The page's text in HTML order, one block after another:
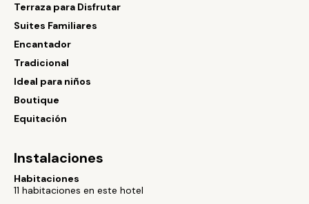
Terraza para Disfrutar
Suites Familiares
Encantador
Tradicional
Ideal para niños
Boutique
Equitación
Instalaciones
Habitaciones
11 habitaciones en este hotel